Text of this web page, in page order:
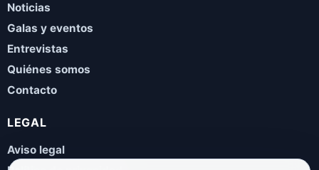
Noticias
Galas y eventos
Entrevistas
Quiénes somos
Contacto
LEGAL
Aviso legal